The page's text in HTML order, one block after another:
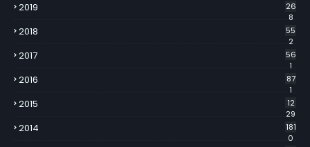
2019
26
8
2018
55
2
2017
56
1
2016
87
1
2015
12
29
2014
181
0